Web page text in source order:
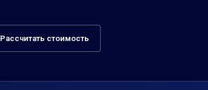
Рассчитать стоимость